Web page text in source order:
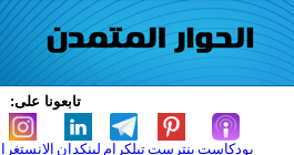
تابعونا على:
لينكدإن تيلكرامبنترست بودكاست